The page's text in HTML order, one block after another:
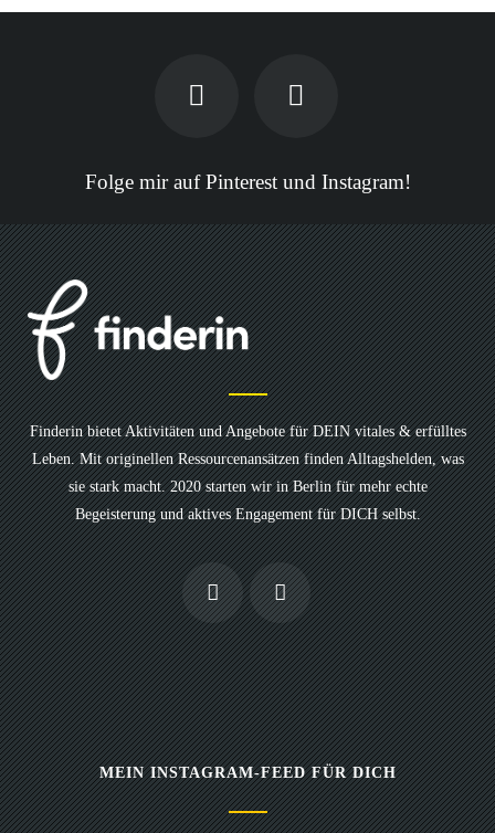
Folge mir auf Pinterest und Instagram!
Finderin bietet Aktivitäten und Angebote für DEIN vitales & erfülltes
Leben. Mit originellen Ressourcenansätzen finden Alltagshelden, was
sie stark macht. 2020 starten wir in Berlin für mehr echte
Begeisterung und aktives Engagement für DICH selbst.
MEIN INSTAGRAM-FEED FÜR DICH